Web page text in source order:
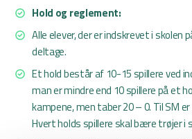
Hold og reglement:
Alle elever, der er indskrevet i skolen
deltage.
Et hold består af 10-15 spillere ved
man er mindre end 10 spillere på et
kampene, men taber 20 – 0. Til SM
Hvert holds spillere skal bære trøjer i